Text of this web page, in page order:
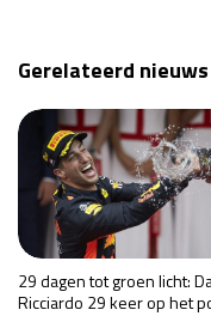
Gerelateerd nieuws
29 dagen tot groen licht:
Ricciardo 29 keer op het